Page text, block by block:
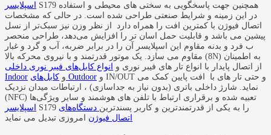
اسپلایسر
S179 همچنین جهت پاسخگویی به سختی های محیطی و استفاده
در این زمینه و شرایط صنعتی طراحی شده است. در حالی که مشخصات
اتصال فیوژن با کمترین افت را همراه دارد از نظر وزن نیز سبک‌تر از نسل
پیشین می باشد و قابلیت حمل اسان تر را افزایش می‌دهد، طراحی منحصر
ب فرد و بدنه مقاوم این اسپلایسر آن را در برابر ضربه، آب و گرد و غبار
مقاوم می سازد. یک موتور قدرتمند و با نیروی محرکه بالا (8N) به اطمینان
از اتصال پایدار با انواع تار های فیبر نوری و
انواع کابل‌های فیبر نوری داخلی
Indoor
و کابل‌های Outdoor
نماید. شارژ داخلی باتری (بدون نیاز به جداسازی) ، ارتباطات میدان نزدیک
(NFC) تعبیه شده و برقراری ارتباط با تلفن های هوشمند و سایر ویژگی‌ها
اسپلایسر
S179 را به یکی از قدرتمندترین و کاربر پسندترین دستگاه‌های
اتصال فیوژن امروزی تبدیل می نماید